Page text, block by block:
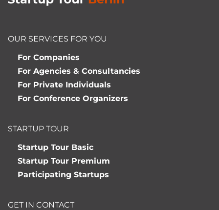
OUR SERVICES FOR YOU
For Companies
For Agencies & Consultancies
For Private Individuals
For Conference Organizers
STARTUP TOUR
Startup Tour Basic
Startup Tour Premium
Participating Startups
GET IN CONTACT